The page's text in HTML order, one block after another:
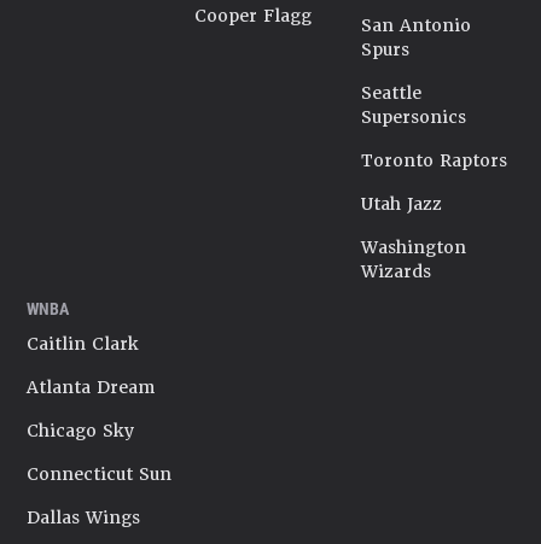
Cooper Flagg
San Antonio
Spurs
Seattle
Supersonics
Toronto Raptors
Utah Jazz
Washington
Wizards
WNBA
Caitlin Clark
Atlanta Dream
Chicago Sky
Connecticut Sun
Dallas Wings